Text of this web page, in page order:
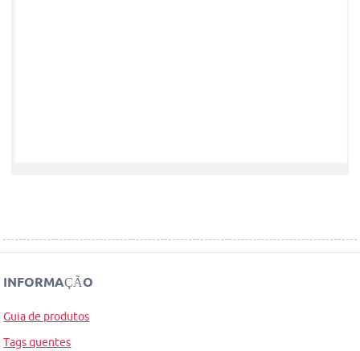
INFORMAÇÃO
Guia de produtos
Tags quentes